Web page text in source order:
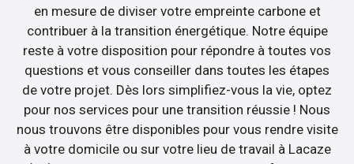
en mesure de diviser votre empreinte carbone et
contribuer à la transition énergétique. Notre équipe
reste à votre disposition pour répondre à toutes vos
questions et vous conseiller dans toutes les étapes
de votre projet. Dès lors simplifiez-vous la vie, optez
pour nos services pour une transition réussie ! Nous
nous trouvons être disponibles pour vous rendre visite
à votre domicile ou sur votre lieu de travail à Lacaze